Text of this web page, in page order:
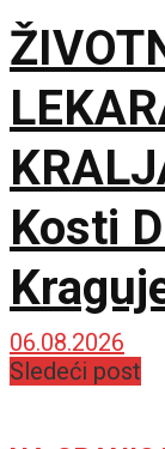
Kosti
06.08.2026
Sledeći post